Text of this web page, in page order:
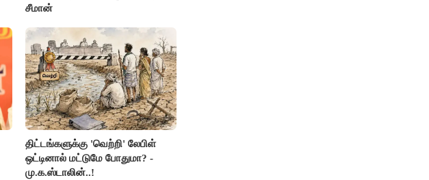
சீமான்
திட்டங்களுக்கு 'வெற்றி' லேபிள்
ஒட்டினால் மட்டுமே போதுமா? -
மு.க.ஸ்டாலின்..!